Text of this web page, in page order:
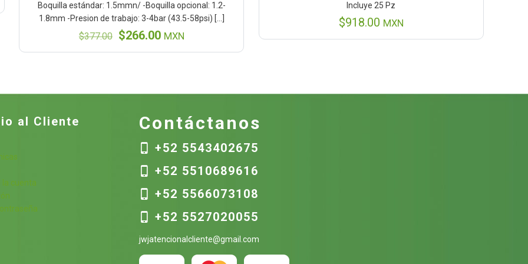
Boquilla estándar: 1.5mmn/ -Boquilla opcional: 1.2-
1.8mm -Presion de trabajo: 3-4bar (43.5-58psi) […]
$377.00 El
$266.00ElMXN
Incluye 25 Pz
$918.00 MXN
al Cliente
la cuenta
Contáctanos
+52 5543402675
+52 5510689616
+52 5566073108
+52 5527020055
jwjatencionalcliente@gmail.com